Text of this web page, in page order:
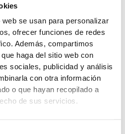
se usan para personalizar
ofrecer funciones de redes
Además, compartimos
haga del sitio web con
sociales, publicidad y análisis
con otra información
o que hayan recopilado a
de sus servicios.
14052